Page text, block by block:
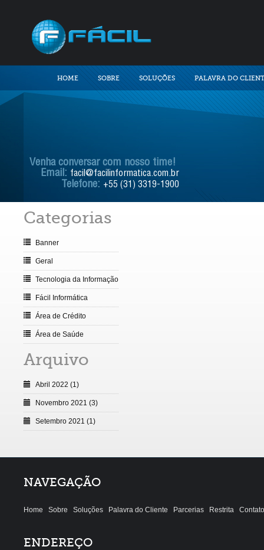
HOME SOBRE SOLUÇÕES PALAVRA DO
Venha conversar com nosso time!
Email: facil@facilinformatica.com.br
Telefone: +55 (31) 3319-1900
Categorias
Banner
Geral
Tecnologia da Informação
Fácil Informática
Área de Crédito
Área de Saúde
Arquivo
Abril 2022 (1)
Novembro 2021 (3)
Setembro 2021 (1)
NAVEGAÇÃO
Home Sobre Soluções Palavra do Cliente Parcerias Restrita Contato
ENDEREÇO